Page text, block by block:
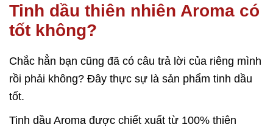
Tinh dầu thiên nhiên Aroma có
tốt không?
Chắc hẳn bạn cũng đã có câu trả lời của riêng mình
rồi phải không? Đây thực sự là sản phẩm tinh dầu
tốt.
Tinh dầu Aroma được chiết xuất từ 100% thiên